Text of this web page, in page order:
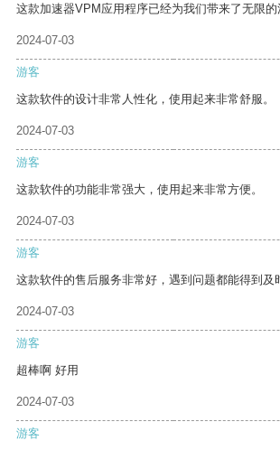
这款加速器VPM应用程序已经为我们带来了无限的
2024-07-03
游客
这款软件的设计非常人性化，使用起来非常舒服。
2024-07-03
游客
这款软件的功能非常强大，使用起来非常方便。
2024-07-03
游客
这款软件的售后服务非常好，遇到问题都能得到及
2024-07-03
游客
超棒啊 好用
2024-07-03
游客